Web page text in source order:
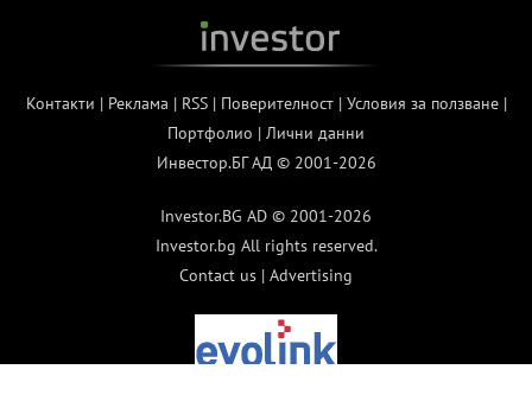
Контакти | Реклама | RSS| Поверителност| Условия за ползване|
Портфолио | Лични данни
Инвестор.БГ АД © 2001-2026
Investor.BG AD © 2001-2026
Investor.bg All rights reserved.
Contact us | Advertising